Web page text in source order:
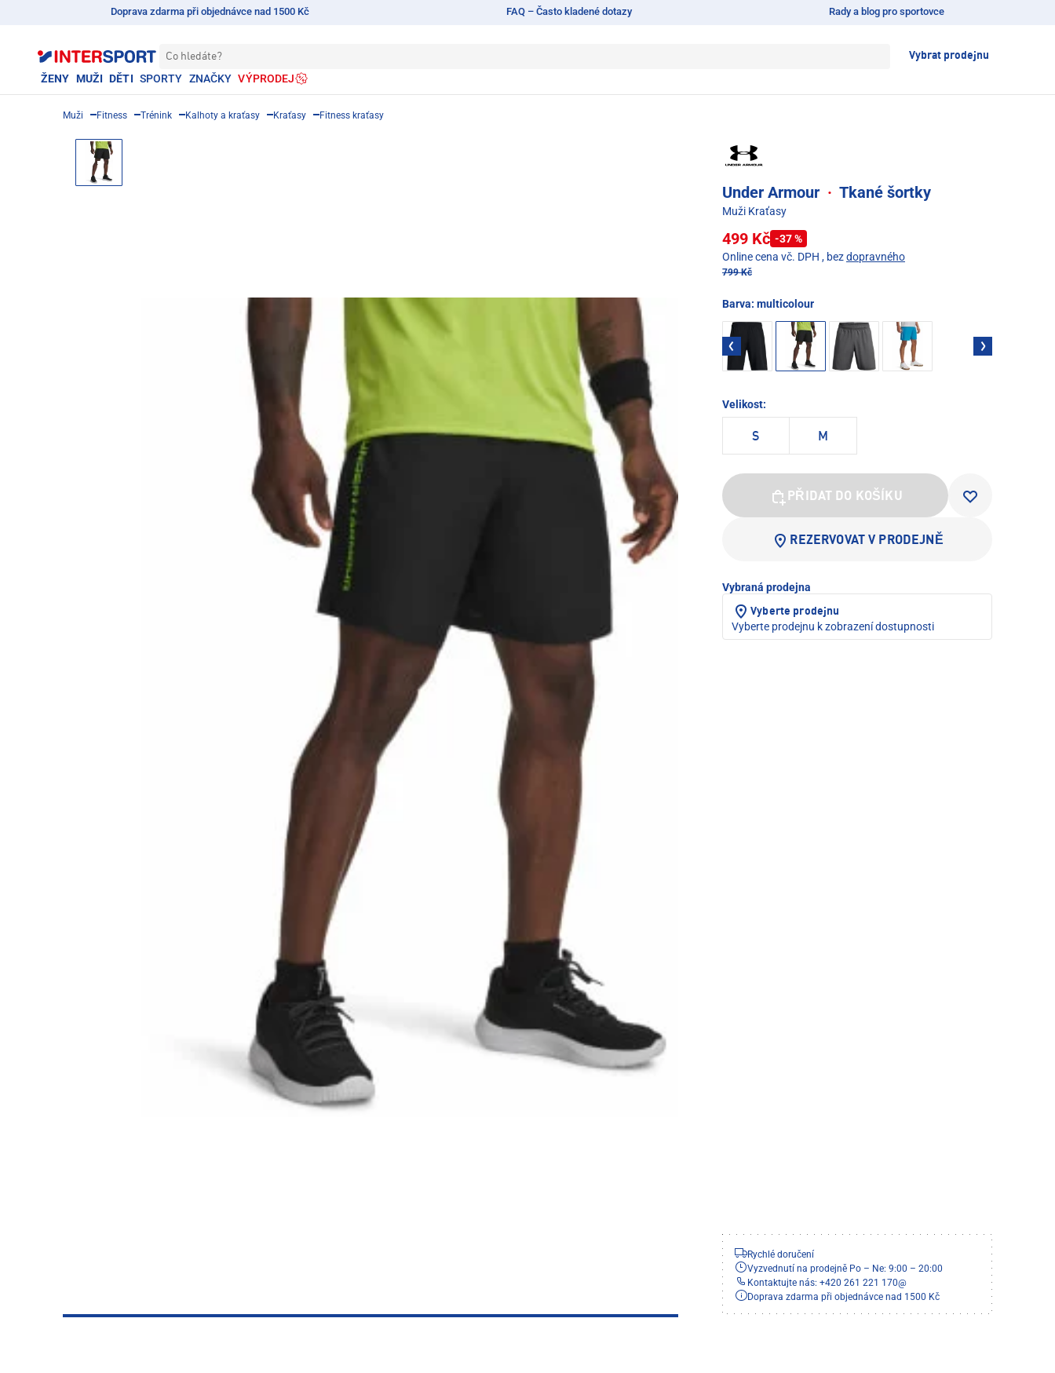
Doprava zdarma při objednávce nad 1500 Kč FAQ – Často kladené dotazy Rady a blog pro sportovce
Co hledáte? Vybrat prodejnu
ŽENY MUŽI DĚTI SPORTY ZNAČKY VÝPRODEJ
Muži Fitness Trénink Kalhoty a kraťasy Kraťasy Fitness kraťasy
Under Armour · Tkané šortky
Muži Kraťasy
499 Kč -37 %
Online cena vč. DPH , bezdopravného
799 Kč
Barva: multicolour
Velikost:
S M
PŘIDAT DO KOŠÍKU
REZERVOVAT V PRODEJNĚ
Vybraná prodejna
Vyberte prodejnu
Vyberte prodejnu k zobrazení dostupnosti
Rychlé doručení
Vyzvednutí na prodejně Po – Ne: 9:00 – 20:00
Kontaktujte nás: +420 261 221 170@
Doprava zdarma při objednávce nad 1500 Kč